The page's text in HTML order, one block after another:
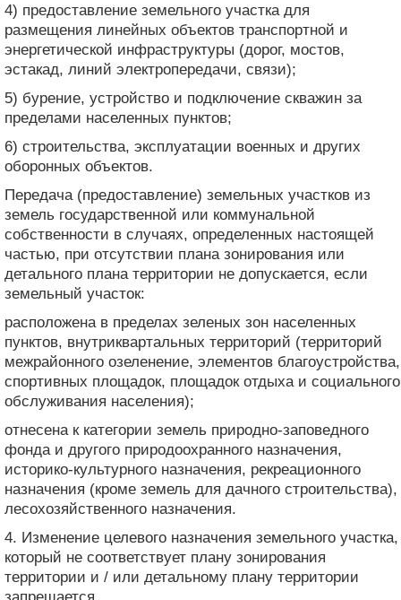
4) предоставление земельного участка для
размещения линейных объектов транспортной и
энергетической инфраструктуры (дорог, мостов,
эстакад, линий электропередачи, связи);
5) бурение, устройство и подключение скважин за
пределами населенных пунктов;
6) строительства, эксплуатации военных и других
оборонных объектов.
Передача (предоставление) земельных участков из
земель государственной или коммунальной
собственности в случаях, определенных настоящей
частью, при отсутствии плана зонирования или
детального плана территории не допускается, если
земельный участок:
расположена в пределах зеленых зон населенных
пунктов, внутриквартальных территорий (территорий
межрайонного озеленение, элементов благоустройства,
спортивных площадок, площадок отдыха и социального
обслуживания населения);
отнесена к категории земель природно-заповедного
фонда и другого природоохранного назначения,
историко-культурного назначения, рекреационного
назначения (кроме земель для дачного строительства),
лесохозяйственного назначения.
4. Изменение целевого назначения земельного участка,
который не соответствует плану зонирования
территории и / или детальному плану территории
запрещается.